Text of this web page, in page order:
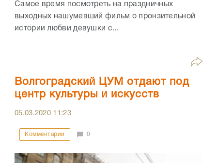
Самое время посмотреть на праздничных
выходных нашумевший фильм о пронзительной
истории любви девушки с...
Волгоградский ЦУМ отдают под
центр культуры и искусств
05.03.2020 11:23
Комментарии 0